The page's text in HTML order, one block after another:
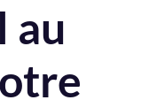
au